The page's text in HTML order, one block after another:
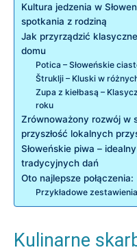
Kultura jedzenia w
spotkania z rodziną
Jak przyrządzić
domu
Potica – Słoweńskie
Štruklji – Kluski w
Zupa z kiełbasą –
roku
Zrównoważony rozwój w
przyszłość lokalnych
Słoweńskie piwa –
tradycyjnych dań
Oto najlepsze połączenia:
Przykładowe
Kulinarne